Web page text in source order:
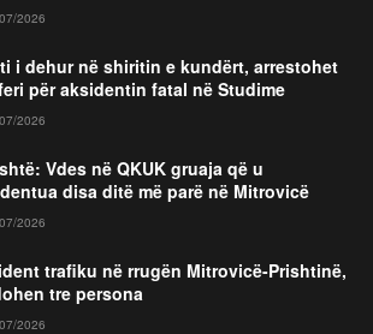
2026
i dehur në shiritin e kundërt, arrestohet
për aksidentin fatal në Studime
2026
Vdes në QKUK gruaja që u
disa ditë më parë në Mitrovicë
2026
trafiku në rrugën Mitrovicë-Prishtinë,
tre persona
2026